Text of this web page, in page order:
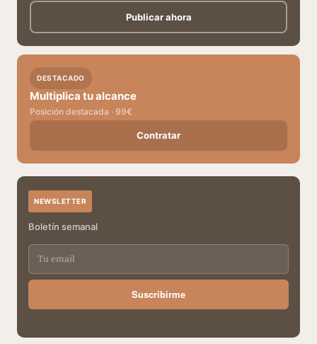
Publicar ahora
DESTACADO
Multiplica tu alcance
Posición destacada · 99€
Contratar
NEWSLETTER
Boletín semanal
Suscribirme